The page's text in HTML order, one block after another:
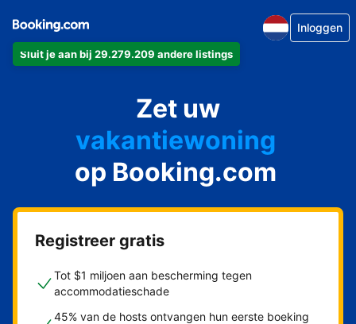
Sluit je aan bij 29.279.209 andere listings
Inloggen
Zet uw
appartement
hotel
vakantiewoning
pension
bed & breakfast
op Booking.com
Registreer gratis
Tot $1 miljoen aan bescherming tegen
accommodatieschade
45% van de hosts ontvangen hun eerste boeking